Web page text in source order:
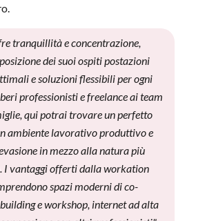
tranquillità e concentrazione,
dei suoi ospiti postazioni
e soluzioni flessibili per ogni
professionisti e freelance ai team
qui potrai trovare un perfetto
ambiente lavorativo produttivo e
in mezzo alla natura più
I vantaggi offerti dalla workation
spazi moderni di co-
e workshop, internet ad alta